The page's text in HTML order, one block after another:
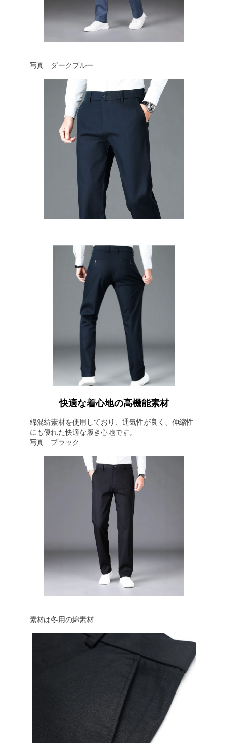
写真 ダークブルー
快適な着心地の高機能素材
綿混紡素材を使用しており、通気性が良く、伸縮性
にも優れた快適な履き心地です。
写真 ブラック
素材は冬用の綿素材